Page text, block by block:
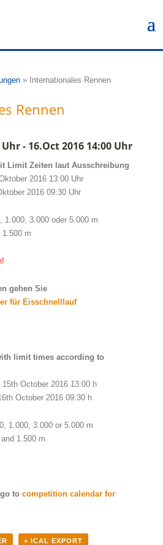
» Internationales Rennen
Rennen
- 16.Oct 2016 14:00 Uhr
Limit Zeiten laut Ausschreibung
2016 13:00 Uhr
2016 09:30 Uhr
1.000, 3.000 oder 5.000 m
m
gehen Sie
für Eisschnelllauf
limit times according to
October 2016 13:00 h
October 2016 09:30 h
1.000, 3.000 or 5.000 m
1.500 m
to competition calendar for
+ ICAL EXPORT